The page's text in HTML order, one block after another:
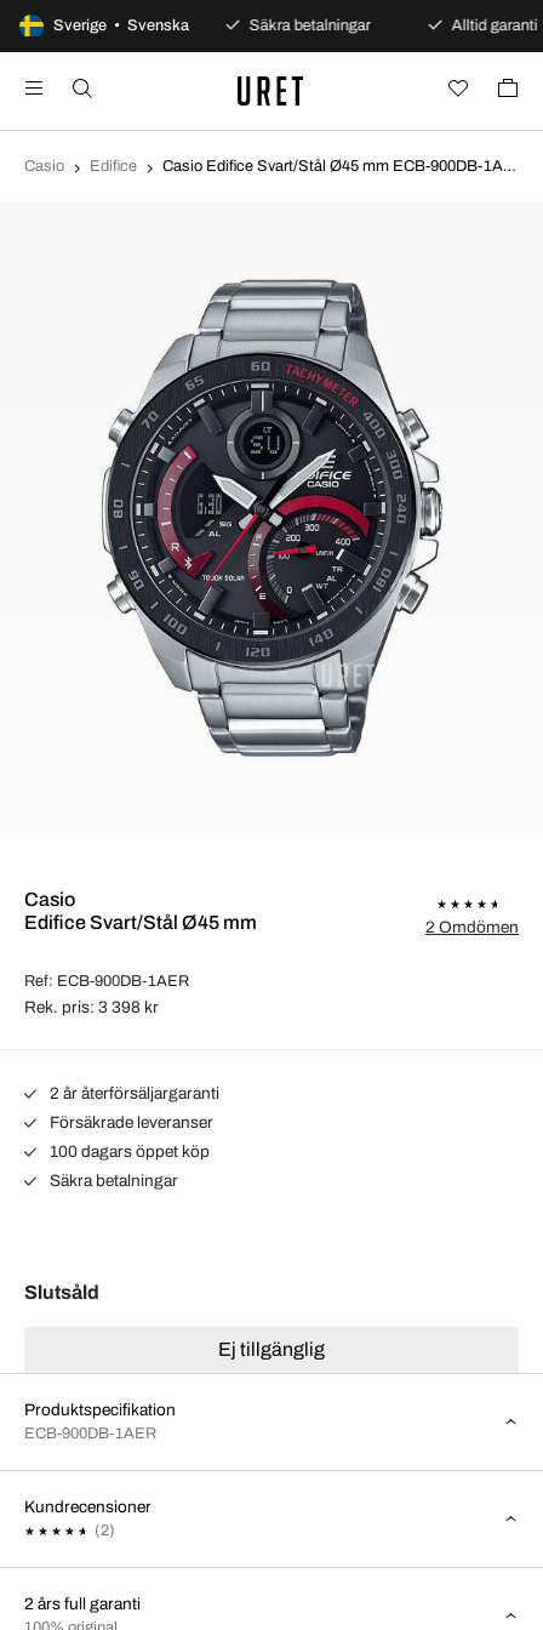
Sverige • Svenska
100 dagars öppet köp Säkra betalningar Alltid garanti
Casio Edifice Casio Edifice Svart/Stål Ø45 mm ECB-900DB-1AER
Casio
Edifice Svart/Stål Ø45 mm
Ref: ECB-900DB-1AER
2 Omdömen
Rek. pris: 3 398 kr
2 år återförsäljargaranti
Försäkrade leveranser
100 dagars öppet köp
Säkra betalningar
Slutsåld
Ej tillgänglig
Produktspecifikation
ECB-900DB-1AER
Kundrecensioner
(2)
2 års full garanti